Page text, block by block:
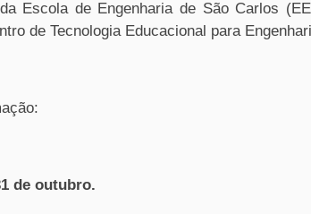
Escola de Engenharia de São Carlos
de Tecnologia Educacional para
de outubro.